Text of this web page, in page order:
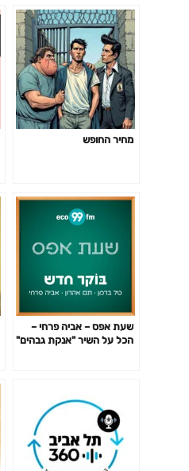
מחיר החופש
שעת אפס – אביה פרחי –
הכל על השיר "אנקת גבהים"